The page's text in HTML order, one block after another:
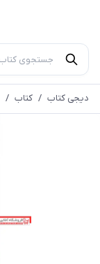
دیجی کتاب / کتاب /